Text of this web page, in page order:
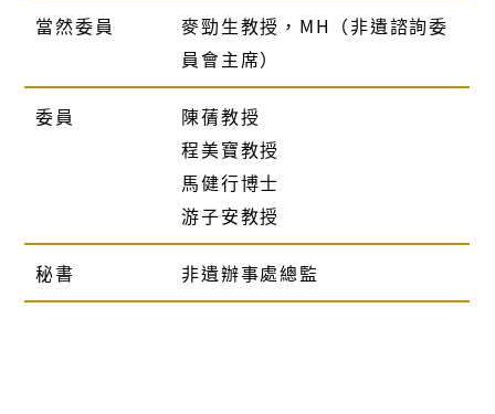
當然委員
麥勁生教授，MH（非遺諮詢委
員會主席）
委員
陳蒨教授
程美寶教授
馬健行博士
游子安教授
秘書 非遺辦事處總監